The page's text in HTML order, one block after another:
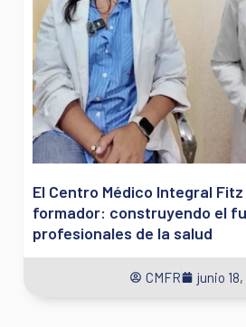
El Centro Médico Integral
formador: construyendo el
profesionales de la salud
CMFR junio